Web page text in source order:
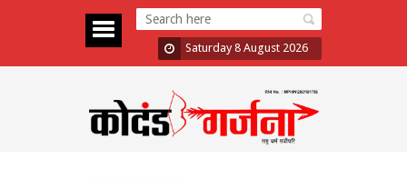
Saturday 8 August 2026